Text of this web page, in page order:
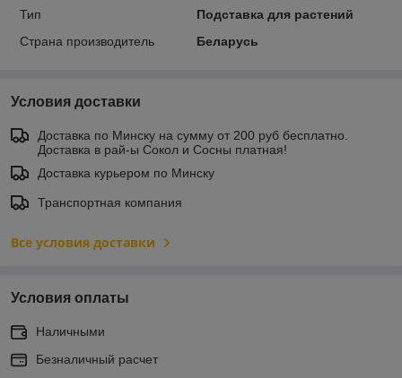
Тип
Подставка для растений
Страна производитель
Беларусь
Условия доставки
Доставка по Минску на сумму от 200 руб бесплатно.
Доставка в рай-ы Сокол и Сосны платная!
Доставка курьером по Минску
Транспортная компания
Все условия доставки
Условия оплаты
Наличными
Безналичный расчет